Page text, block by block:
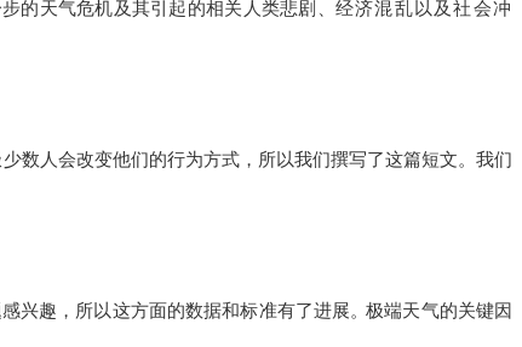
的天气危机及其引起的相关人类悲剧、 经济混乱以及社会冲
数人会改变他们的行为方式，所以我们撰写了这篇短文。我们
兴趣，所以这方面的数据和标准有了进展。极端天气的关键因